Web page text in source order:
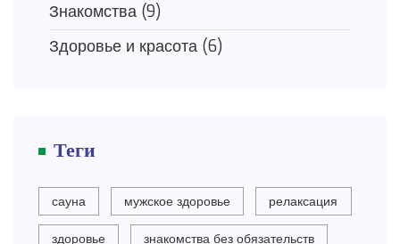
Знакомства (9)
Здоровье и красота (6)
Теги
сауна мужское здоровье релаксация
здоровье знакомства без обязательств